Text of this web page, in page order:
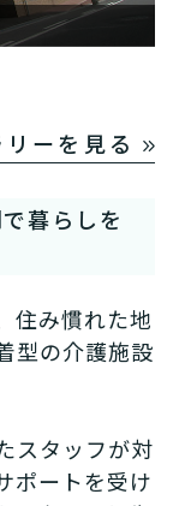
ーを見る
暮らしを
住み慣れた地
型の介護施設
スタッフが対
ポートを受け